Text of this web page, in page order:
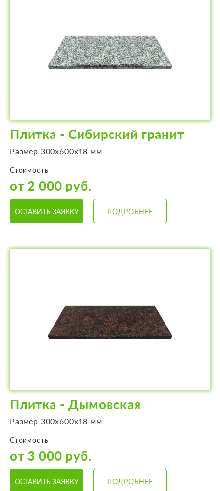
Плитка - Сибирский гранит
Размер 300х600х18 мм
Стоимость
от 2 000 руб.
ОСТАВИТЬ ЗАЯВКУ ПОДРОБНЕЕ
Плитка - Дымовская
Размер 300х600х18 мм
Стоимость
от 3 000 руб.
ОСТАВИТЬ ЗАЯВКУ ПОДРОБНЕЕ